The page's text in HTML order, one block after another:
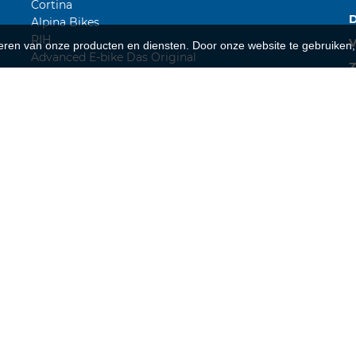
Cortina
Alpina Bikes
RIH
Advanced E-bike Das Original
van onze producten en diensten. Door onze website te